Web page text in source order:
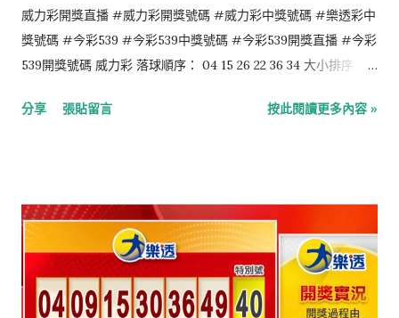
威力彩開獎直播 #威力彩開獎號碼 #威力彩中獎號碼 #樂透彩中
獎號碼 #今彩539 #今彩539中獎號碼 #今彩539開獎直播 #今彩
539開獎號碼 威力彩 落球順序： 04 15 26 22 36 34 大小排序：
23 大小排序： 07 21 23 28 35 4星彩 6 0 1 6 3星彩 4 9 1
分享 張貼留言 按此閱讀更多內容 »